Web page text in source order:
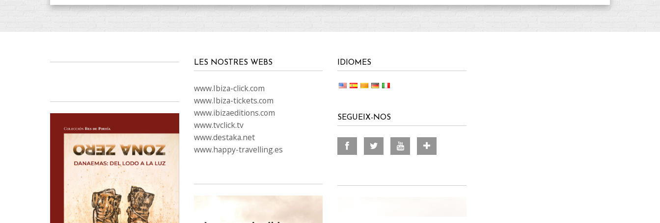
LES NOSTRES WEBS
www.Ibiza-click.com
www.Ibiza-tickets.com
www.ibizaeditions.com
www.tvclick.tv
www.destaka.net
www.happy-travelling.es
IDIOMES
SEGUEIX-NOS